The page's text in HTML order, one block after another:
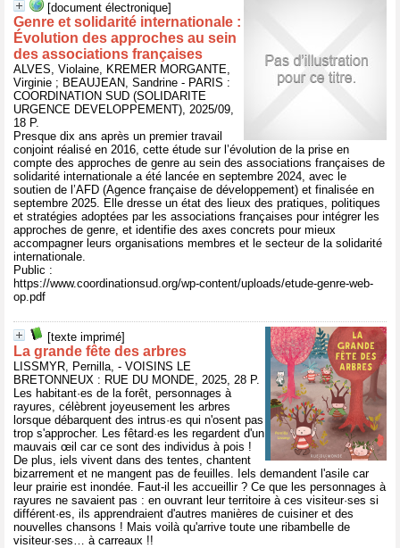
[document électronique]
Genre et solidarité internationale :
Évolution des approches au sein
des associations françaises
ALVES, Violaine, KREMER MORGANTE,
Virginie ; BEAUJEAN, Sandrine - PARIS :
COORDINATION SUD (SOLIDARITE
URGENCE DEVELOPPEMENT), 2025/09,
18 P.
Presque dix ans après un premier travail
conjoint réalisé en 2016, cette étude sur l’évolution de la prise en
compte des approches de genre au sein des associations françaises de
solidarité internationale a été lancée en septembre 2024, avec le
soutien de l’AFD (Agence française de développement) et finalisée en
septembre 2025. Elle dresse un état des lieux des pratiques, politiques
et stratégies adoptées par les associations françaises pour intégrer les
approches de genre, et identifie des axes concrets pour mieux
accompagner leurs organisations membres et le secteur de la solidarité
internationale.
Public :
https://www.coordinationsud.org/wp-content/uploads/etude-genre-web-
op.pdf
[texte imprimé]
La grande fête des arbres
LISSMYR, Pernilla, - VOISINS LE
BRETONNEUX : RUE DU MONDE, 2025, 28 P.
Les habitant·es de la forêt, personnages à
rayures, célèbrent joyeusement les arbres
lorsque débarquent des intrus·es qui n'osent pas
trop s'approcher. Les fêtard·es les regardent d'un
mauvais œil car ce sont des individus à pois !
De plus, iels vivent dans des tentes, chantent
bizarrement et ne mangent pas de feuilles. Iels demandent l'asile car
leur prairie est inondée. Faut-il les accueillir ? Ce que les personnages à
rayures ne savaient pas : en ouvrant leur territoire à ces visiteur·ses si
différent·es, ils apprendraient d'autres manières de cuisiner et des
nouvelles chansons ! Mais voilà qu'arrive toute une ribambelle de
visiteur·ses… à carreaux !!